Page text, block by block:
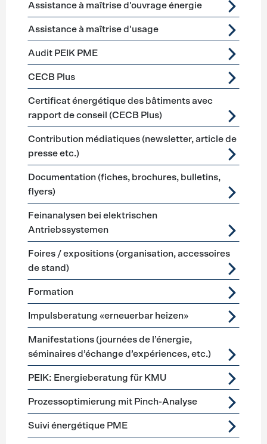
Assistance à maîtrise d'ouvrage énergie
Assistance à maîtrise d'usage
Audit PEIK PME
CECB Plus
Certificat énergétique des bâtiments avec
rapport de conseil (CECB Plus)
Contribution médiatiques (newsletter, article de
presse etc.)
Documentation (fiches, brochures, bulletins,
flyers)
Feinanalysen bei elektrischen
Antriebssystemen
Foires / expositions (organisation, accessoires
de stand)
Formation
Impulsberatung «erneuerbar heizen»
Manifestations (journées de l’énergie,
séminaires d’échange d’expériences, etc.)
PEIK: Energieberatung für KMU
Prozessoptimierung mit Pinch-Analyse
Suivi énergétique PME